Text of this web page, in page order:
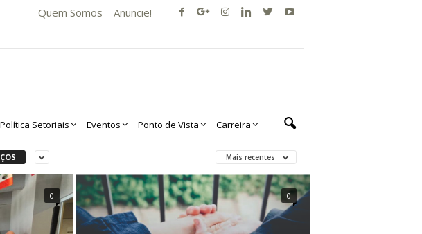
Quem Somos Anuncie!
Política Setoriais Eventos Ponto de Vista Carreira
Mais recentes
0 0